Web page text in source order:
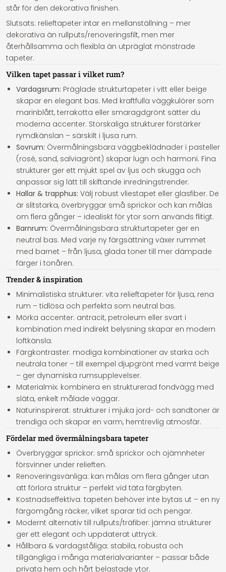
står för den dekorativa finishen.
Slutsats: relieftapeter intar en mellanställning – mer
dekorativa än rullputs/renoveringsfilt, men mer
återhållsamma och flexibla än utpräglat mönstrade
tapeter.
Vilken tapet passar i vilket rum?
Vardagsrum: Präglade strukturtapeter i vitt eller beige
skapar en elegant bas. Med kraftfulla väggkulörer som
marinblått, terrakotta eller smaragdgrönt sätter du
moderna accenter. Storskaliga strukturer förstärker
rymdkänslan – särskilt i ljusa rum.
Sovrum: Övermålningsbara väggbeklädnader i pasteller
(rosé, sand, salviagrönt) skapar lugn och harmoni. Fina
strukturer ger ett mjukt spel av ljus och skugga och
anpassar sig lätt till skiftande inredningstrender.
Hallar & trapphus: Välj robust vliestapet eller glasfiber. De
är slitstarka, överbryggar små sprickor och kan målas
om flera gånger – idealiskt för ytor som används flitigt.
Barnrum: Övermålningsbara strukturtapeter ger en
neutral bas. Med varje ny färgsättning växer rummet
med barnet – från ljusa, glada toner till mer dämpade
färger i tonåren.
Trender & inspiration
Minimalistiska strukturer: vita relieftapeter för ljusa, rena
rum – tidlösa och perfekta som neutral bas.
Mörka accenter: antracit, petroleum eller svart i
kombination med indirekt belysning skapar en modern
loftkänsla.
Färgkontraster: modiga kombinationer av starka och
neutrala toner – till exempel djupgrönt med varmt beige
– ger dynamiska rumsupplevelser.
Materialmix: kombinera en strukturerad fondvägg med
släta, enkelt målade väggar.
Naturinspirerat: strukturer i mjuka jord- och sandtoner är
trendiga och skapar en varm, hemtrevlig atmosfär.
Fördelar med övermålningsbara tapeter
Överbryggar sprickor: små sprickor och ojämnheter
försvinner under relieften.
Renoveringsvänliga: kan målas om flera gånger utan
att förlora struktur – perfekt vid täta färgbyten.
Kostnadseffektiva: tapeten behöver inte bytas ut – en ny
färgomgång räcker, vilket sparar tid och pengar.
Modernt alternativ till rullputs/träfiber: jämna strukturer
ger ett elegant och uppdaterat uttryck.
Hållbara & vardagståliga: stabila, robusta och
tillgängliga i många materialvarianter – passar både
privata hem och hårt belastade ytor.